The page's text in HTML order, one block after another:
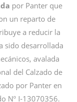
por Panter que
un reparto de
a reducir la
sido desarrollada
avalada
del Calzado de
por Panter en
Nº I-13070356.